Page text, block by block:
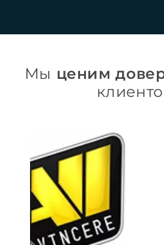
Мы ценим